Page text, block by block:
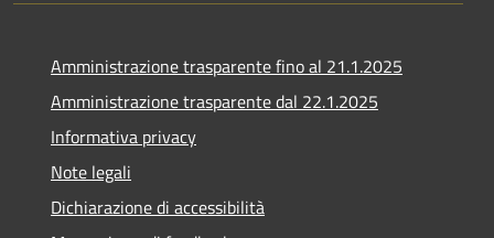
Amministrazione trasparente fino al 21.1.2025
Amministrazione trasparente dal 22.1.2025
Informativa privacy
Note legali
Dichiarazione di accessibilità